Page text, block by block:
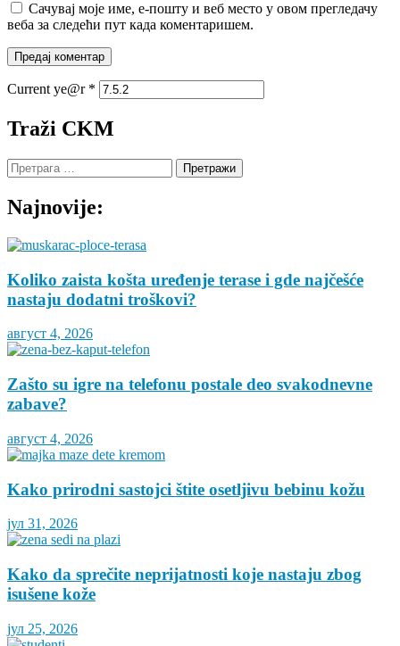
Сачувај моје име, е-пошту и веб место у овом прегледачу
веба за следећи пут када коментаришем.
Current ye@r *
Traži CKM
Претрага
за:
Najnovije:
Koliko zaista košta uređenje terase i gde najčešće
nastaju dodatni troškovi?
август 4, 2026
Zašto su igre na telefonu postale deo svakodnevne
zabave?
август 4, 2026
Kako prirodni sastojci štite osetljivu bebinu kožu
јул 31, 2026
Kako da sprečite neprijatnosti koje nastaju zbog
isušene kože
јул 25, 2026